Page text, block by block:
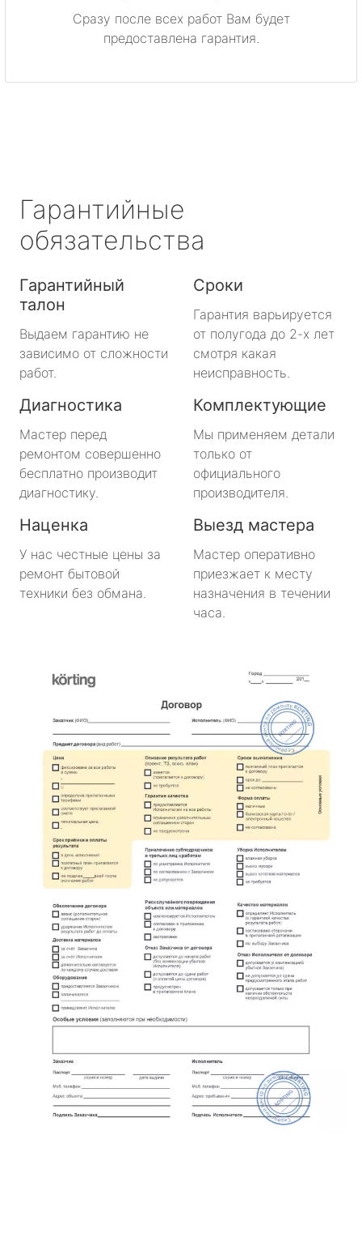
Сразу после всех работ Вам будет
предоставлена гарантия.
Гарантийные
обязательства
Гарантийный
талон
Выдаем гарантию не
зависимо от сложности
работ.
Сроки
Гарантия варьируется
от полугода до 2-х лет
смотря какая
неисправность.
Диагностика
Мастер перед
ремонтом совершенно
бесплатно производит
диагностику.
Комплектующие
Мы применяем детали
только от
официального
производителя.
Наценка
У нас честные цены за
ремонт бытовой
техники без обмана.
Выезд мастера
Мастер оперативно
приезжает к месту
назначения в течении
часа.